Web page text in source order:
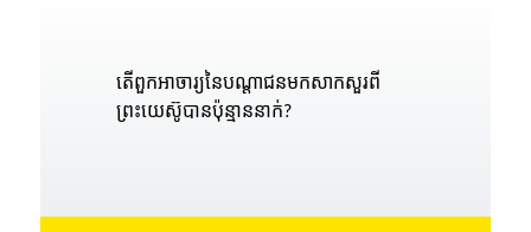
តើពួកអាចារ្យនៃបណ្តាជនមកសាកសួរពី
ព្រះយេស៊ូបានប៉ុន្មាននាក់?